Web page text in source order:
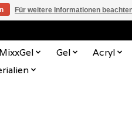
MixxGel Gel Acryl
Für weitere Informationen